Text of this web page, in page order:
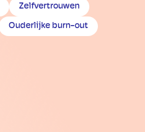
Zelfvertrouwen
Ouderlijke burn-out